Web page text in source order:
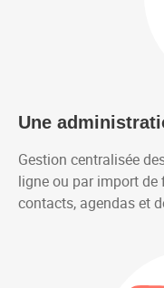
Une
Gestion centralisée
ligne ou par import
contacts, agendas et